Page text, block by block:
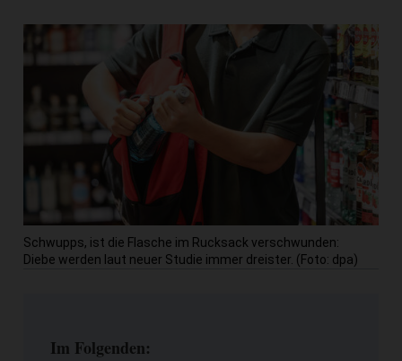
Schwupps, ist die Flasche im Rucksack verschwunden:
Diebe werden laut neuer Studie immer dreister. (Foto: dpa)
Im Folgenden: